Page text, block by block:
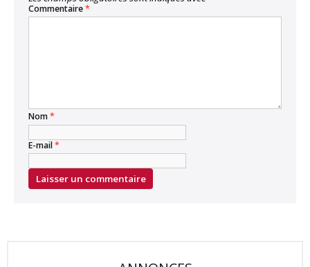
Commentaire*
Nom*
E-mail*